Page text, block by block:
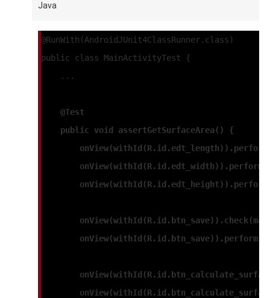
Java
@RunWith(AndroidJUnit4ClassRunner.class)
public class MainActivityTest {
    ...
@Test
    public void assertGetSurfaceArea() {